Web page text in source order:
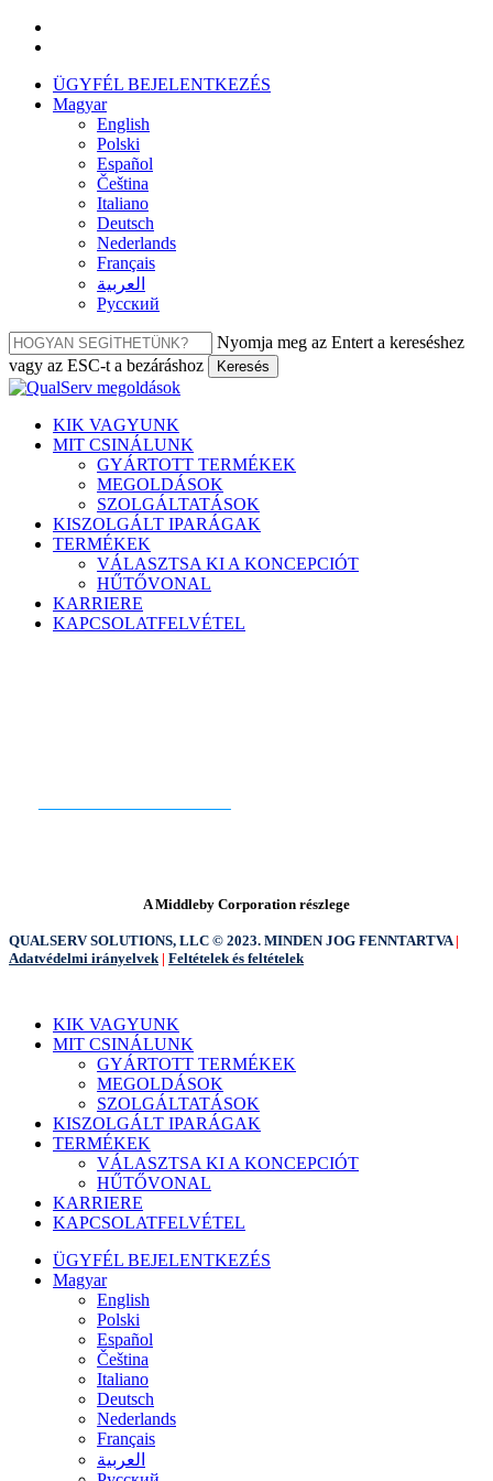
Ugrás
tartalomraÜGYFÉL BEJELENTKEZÉS
Magyar
English
Polski
Español
Čeština
Italiano
Deutsch
Nederlands
Français
العربية‏
Русский
Nyomja meg az Entert a kereséshez
vagy az ESC-t a bezáráshoz
Keresés
Bezár
Menü
KIK VAGYUNK
MIT CSINÁLUNK
GYÁRTOTT TERMÉKEK
MEGOLDÁSOK
SZOLGÁLTATÁSOK
KISZOLGÁLT IPARÁGAK
TERMÉKEK
VÁLASZTSA KI A KONCEPCIÓT
HŰTŐVONAL
KARRIERE
KAPCSOLATFELVÉTEL
A Middleby Corporation részlege
QUALSERV SOLUTIONS, LLC © 2023. MINDEN JOG FENNTARTVA|
Adatvédelmi irányelvek | Feltételek és feltételek
Menü
bezárása
KIK VAGYUNK
MIT CSINÁLUNK
GYÁRTOTT TERMÉKEK
MEGOLDÁSOK
SZOLGÁLTATÁSOK
KISZOLGÁLT IPARÁGAK
TERMÉKEK
VÁLASZTSA KI A KONCEPCIÓT
HŰTŐVONAL
KARRIERE
KAPCSOLATFELVÉTEL
ÜGYFÉL BEJELENTKEZÉS
Magyar
English
Polski
Español
Čeština
Italiano
Deutsch
Nederlands
Français
العربية‏